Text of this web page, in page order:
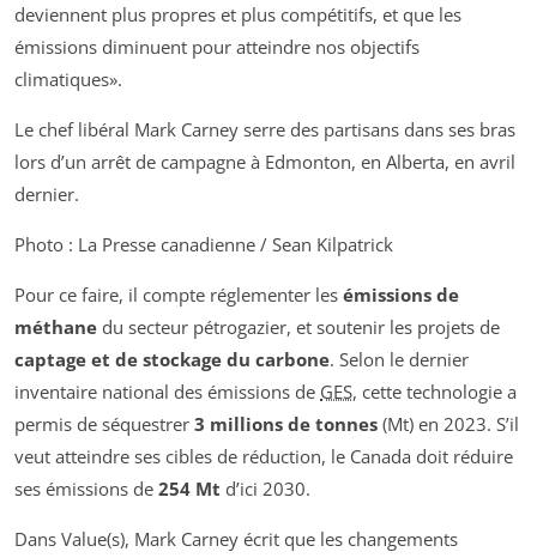
deviennent plus propres et plus compétitifs, et que les
émissions diminuent pour atteindre nos objectifs
climatiques .
Le chef libéral Mark Carney serre des partisans dans ses bras
lors d’un arrêt de campagne à Edmonton, en Alberta, en avril
dernier.
Photo : La Presse canadienne / Sean Kilpatrick
Pour ce faire, il compte réglementer les émissions de
méthane du secteur pétrogazier, et soutenir les projets de
captage et de stockage du carbone. Selon le dernier
inventaire national des émissions de GES, cette technologie a
permis de séquestrer 3 millions de tonnes (Mt) en 2023. S’il
veut atteindre ses cibles de réduction, le Canada doit réduire
ses émissions de 254 Mt d’ici 2030.
Dans Value(s), Mark Carney écrit que les changements